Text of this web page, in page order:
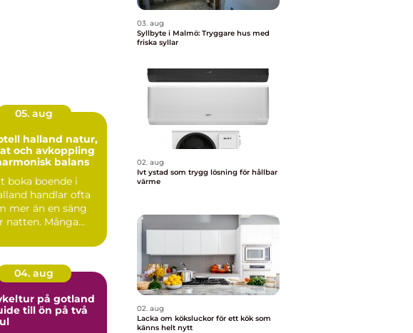
05. aug
halland natur,
och avkoppling
balans
boka boende i
handlar ofta
mer än en säng
natten. Många
04. aug
på gotland
till ön på två
03. aug
Syllbyte i Malmö: Tryggare hus med
friska syllar
02. aug
Ivt ystad som trygg lösning för hållbar
värme
02. aug
Lacka om köksluckor för ett kök som
känns helt nytt